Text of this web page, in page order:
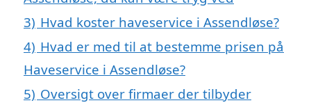
3) Hvad koster haveservice i Assendløse?
4) Hvad er med til at bestemme prisen på
Haveservice i Assendløse?
5) Oversigt over firmaer der tilbyder